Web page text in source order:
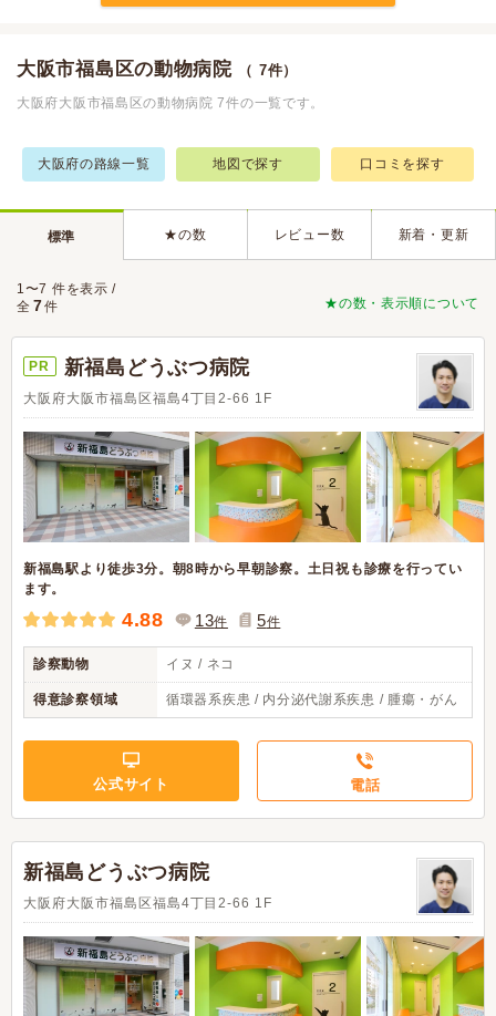
大阪市福島区の動物病院 （ 7件）
大阪府大阪市福島区の動物病院 7件の一覧です。
大阪府の路線一覧 地図で探す 口コミを探す
標準 ★の数 レビュー数 新着・更新
★の数・表示順について
1〜7 件を表示 /
全 7件
PR 新福島どうぶつ病院
大阪府大阪市福島区福島4丁目2-66 1F
新福島駅より徒歩3分。朝8時から早朝診察。土日祝も診療を行ってい
ます。
4.88 13件 5件
診察動物 イヌ / ネコ
得意診察領域 循環器系疾患 / 内分泌代謝系疾患 / 腫瘍・がん
公式サイト 電話
新福島どうぶつ病院
大阪府大阪市福島区福島4丁目2-66 1F